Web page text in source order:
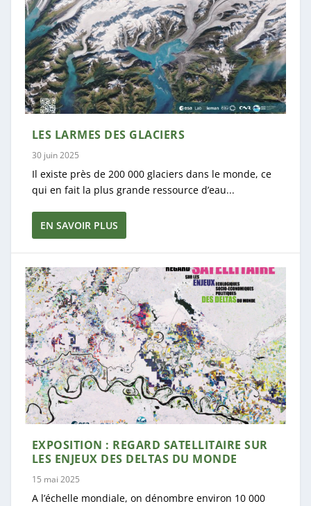
LES LARMES DES GLACIERS
30 juin 2025
Il existe près de 200 000 glaciers dans le monde, ce
qui en fait la plus grande ressource d’eau...
EN SAVOIR PLUS
EXPOSITION : REGARD SATELLITAIRE SUR
LES ENJEUX DES DELTAS DU MONDE
15 mai 2025
A l’échelle mondiale, on dénombre environ 10 000